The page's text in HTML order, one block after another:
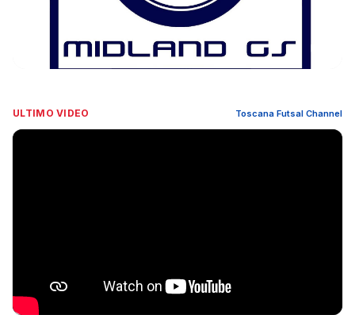
ULTIMO VIDEO Toscana Futsal Channel